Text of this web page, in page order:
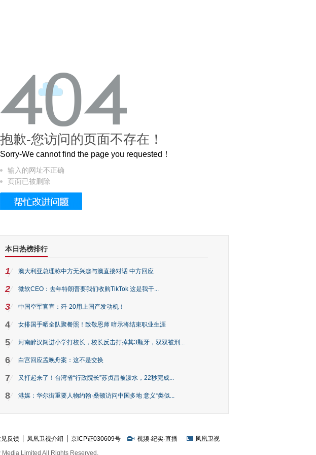
它到底有多美？
抱歉-您访问的页面不存在！
Sorry-We cannot find the page you requested！
输入的网址不正确
页面已被删除
本日热榜排行
1 澳大利亚总理称中方无兴趣与澳直接对话 中方回应
2 微软CEO：去年特朗普要我们收购TikTok 这是我干...
3 中国空军官宣：歼-20用上国产发动机！
4 女排国手晒全队聚餐照！致敬恩师 暗示将结束职业生涯
5 河南醉汉闯进小学打校长，校长反击打掉其3颗牙，双双被刑...
6 白宫回应孟晚舟案：这不是交换
7 又打起来了！台湾省“行政院长”苏贞昌被泼水，22秒完成...
8 港媒：华尔街重要人物约翰·桑顿访问中国多地 意义“类似...
反馈 凤凰卫视介绍 京ICP证030609号 视频·纪实·直播
凤凰卫视
Limited All Rights Reserved.